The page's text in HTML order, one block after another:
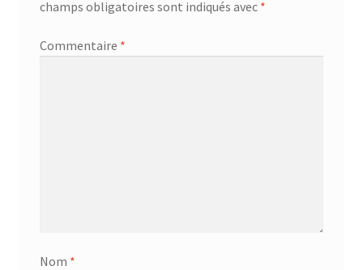
champs obligatoires sont indiqués avec *
Commentaire *
Nom *